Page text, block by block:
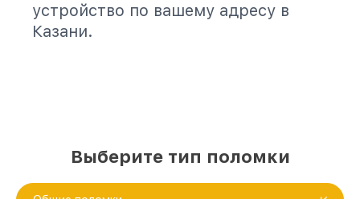
устройство по вашему адресу в
Казани.
Выберите тип поломки